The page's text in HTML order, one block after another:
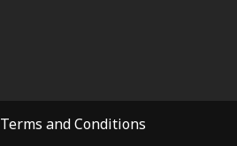
Terms and Conditions